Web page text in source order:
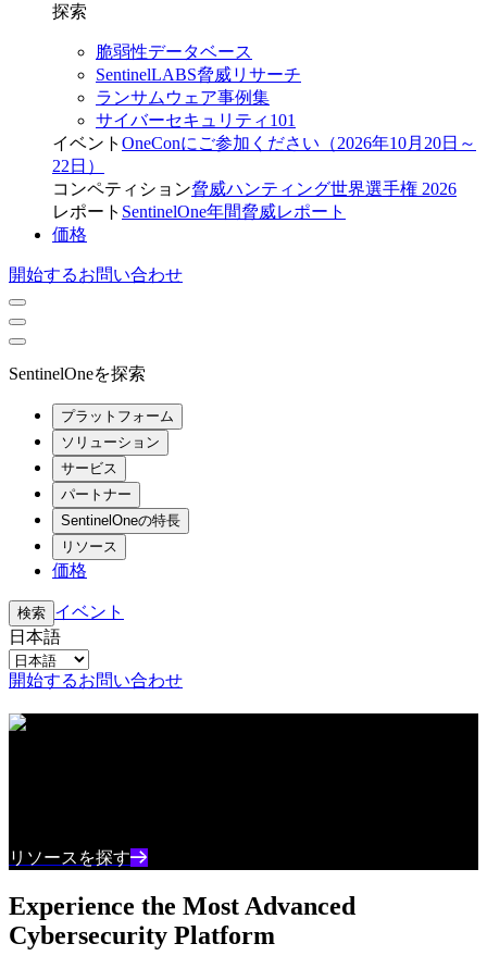
探索
脆弱性データベース
SentinelLABS脅威リサーチ
ランサムウェア事例集
サイバーセキュリティ101
イベント OneConにご参加ください（2026年10月20日～
22日）
コンペティション脅威ハンティング世界選手権 2026
レポート SentinelOne年間脅威レポート
価格
開始するお問い合わせ
SentinelOneを探索
プラットフォーム
ソリューション
サービス
パートナー
SentinelOneの特長
リソース
価格
検索 イベント
日本語
開始するお問い合わせ
リソースセンター
リソースを探す
Experience the Most Advanced
Cybersecurity Platform